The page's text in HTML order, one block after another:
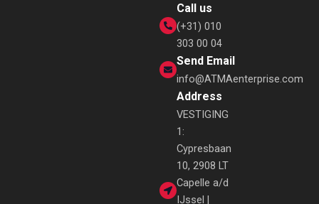
Call us
(+31) 010
303 00 04
Send Email
info@ATMAenterprise.com
Address
VESTIGING
1:
Cypresbaan
10, 2908 LT
Capelle a/d
IJssel |